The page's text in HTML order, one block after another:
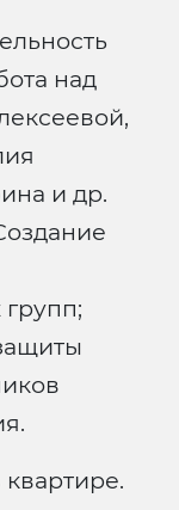
над
и др.